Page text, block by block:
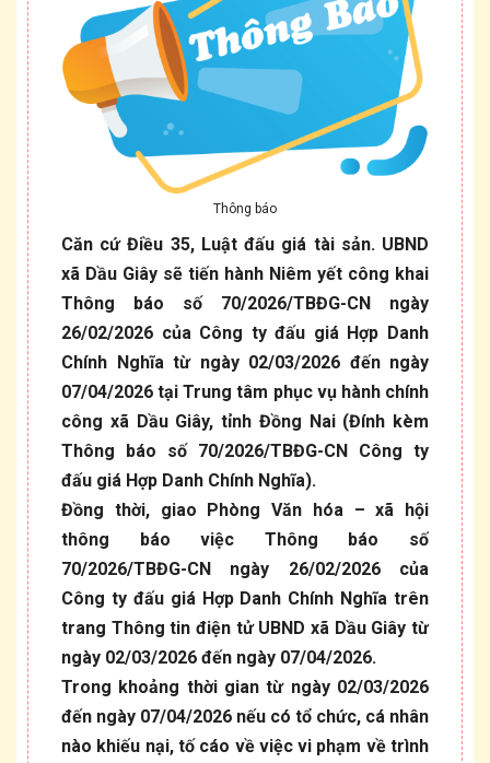
Thông báo
Căn cứ Điều 35, Luật đấu giá tài sản. UBND
xã Dầu Giây sẽ tiến hành Niêm yết công khai
Thông báo số 70/2026/TBĐG-CN ngày
26/02/2026 của Công ty đấu giá Hợp Danh
Chính Nghĩa từ ngày 02/03/2026 đến ngày
07/04/2026 tại Trung tâm phục vụ hành chính
công xã Dầu Giây, tỉnh Đồng Nai (Đính kèm
Thông báo số 70/2026/TBĐG-CN Công ty
đấu giá Hợp Danh Chính Nghĩa).
Đồng thời, giao Phòng Văn hóa – xã hội
thông báo việc Thông báo số
70/2026/TBĐG-CN ngày 26/02/2026 của
Công ty đấu giá Hợp Danh Chính Nghĩa trên
trang Thông tin điện tử UBND xã Dầu Giây từ
ngày 02/03/2026 đến ngày 07/04/2026.
Trong khoảng thời gian từ ngày 02/03/2026
đến ngày 07/04/2026 nếu có tổ chức, cá nhân
nào khiếu nại, tố cáo về việc vi phạm về trình